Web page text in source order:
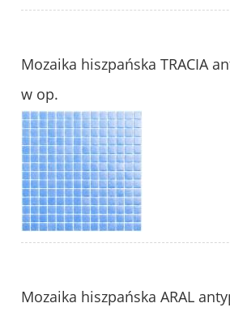
Mozaika hiszpańska TRACIA
w op.
Mozaika hiszpańska ARAL